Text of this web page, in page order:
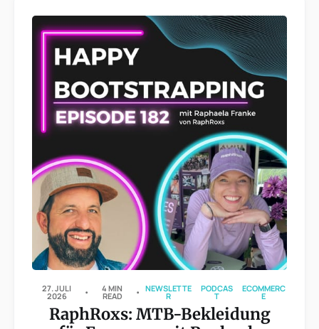
27. JULI
2026
4 MIN
READ
NEWSLETTE
R
PODCAS
T
ECOMMERC
E
RaphRoxs: MTB-Bekleidung